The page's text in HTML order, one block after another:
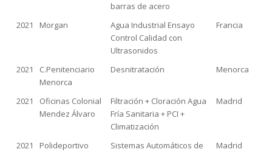
barras de acero
2021 Morgan
Agua Industrial Ensayo
Control Calidad con
Ultrasonidos
Francia
2021
C.Penitenciario
Menorca
Desnitratación Menorca
2021
Oficinas Colonial
Mendez Álvaro
Filtración + Cloración Agua
Fría Sanitaria + PCI +
Climatización
Madrid
2021
Polideportivo
Sistemas Automáticos de
Madrid